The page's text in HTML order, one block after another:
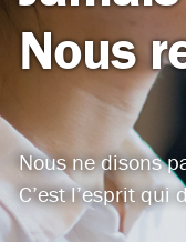
Nous
Nous ne disons
C’est l’esprit